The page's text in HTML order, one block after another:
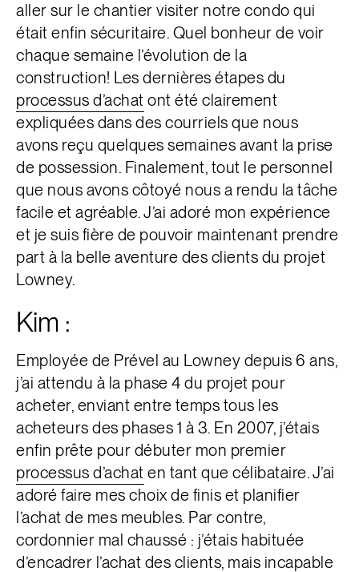
aller sur le chantier visiter notre condo qui
était enfin sécuritaire. Quel bonheur de voir
chaque semaine l’évolution de la
construction! Les dernières étapes du
processus d’achat ont été clairement
expliquées dans des courriels que nous
avons reçu quelques semaines avant la prise
de possession. Finalement, tout le personnel
que nous avons côtoyé nous a rendu la tâche
facile et agréable. J’ai adoré mon expérience
et je suis fière de pouvoir maintenant prendre
part à la belle aventure des clients du projet
Lowney.
Kim :
Employée de Prével au Lowney depuis 6 ans,
j’ai attendu à la phase 4 du projet pour
acheter, enviant entre temps tous les
acheteurs des phases 1 à 3. En 2007, j’étais
enfin prête pour débuter mon premier
processus d’achat en tant que célibataire. J’ai
adoré faire mes choix de finis et planifier
l’achat de mes meubles. Par contre,
cordonnier mal chaussé : j’étais habituée
d’encadrer l’achat des clients, mais incapable